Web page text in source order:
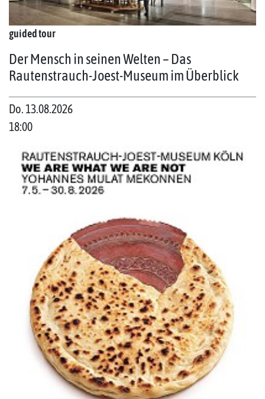
guided tour
Der Mensch in seinen Welten – Das
Rautenstrauch-Joest-Museum im Überblick
Do. 13.08.2026
18:00